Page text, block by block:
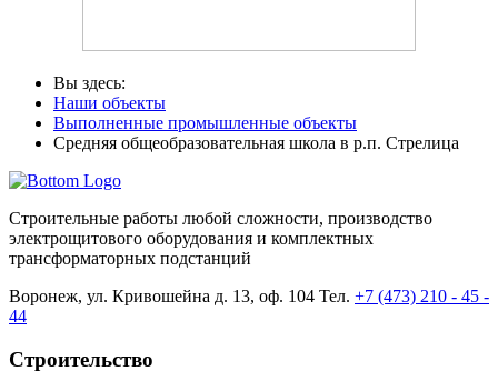
Вы здесь:
Наши объекты
Выполненные промышленные объекты
Средняя общеобразовательная школа в р.п. Стрелица
Cтроительные работы любой сложности, производство
электрощитового оборудования и комплектных
трансформаторных подстанций
Воронеж, ул. Кривошейна д. 13, оф. 104 Тел. +7 (473) 210 - 45 -
44
Строительство